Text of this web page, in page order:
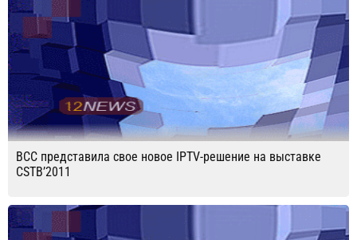
BCC представила свое новое IPTV-решение на выставке
CSTB’2011